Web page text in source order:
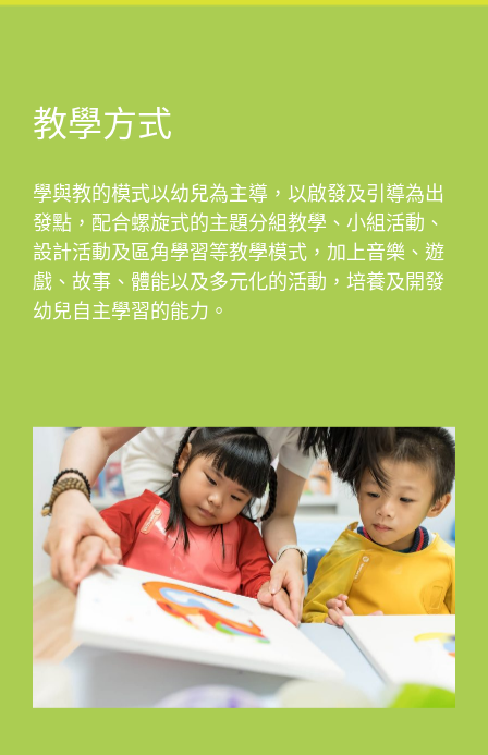
教學方式
學與教的模式以幼兒為主導，以啟發及引導為出
發點，配合螺旋式的主題分組教學、小組活動、
設計活動及區角學習等教學模式，加上音樂、遊
戲、故事、體能以及多元化的活動，培養及開發
幼兒自主學習的能力。